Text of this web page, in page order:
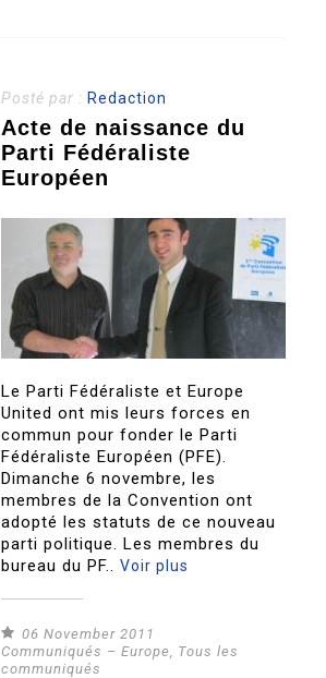
Posté par : Redaction
Acte de naissance du
Parti Fédéraliste
Européen
Le Parti Fédéraliste et Europe
United ont mis leurs forces en
commun pour fonder le Parti
Fédéraliste Européen (PFE).
Dimanche 6 novembre, les
membres de la Convention ont
adopté les statuts de ce nouveau
parti politique. Les membres du
bureau du PF..Voir plus
06 November 2011
Communiqués – Europe
Tous les
communiqués